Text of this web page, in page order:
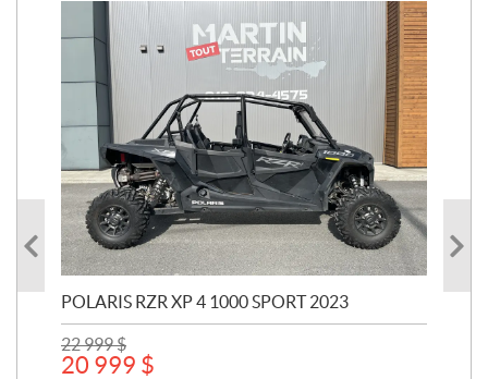
POLARIS RZR XP 4 1000 SPORT 2023
22 999$
20 999 $